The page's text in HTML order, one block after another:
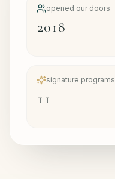
opened our doors
2018
signature programs
11